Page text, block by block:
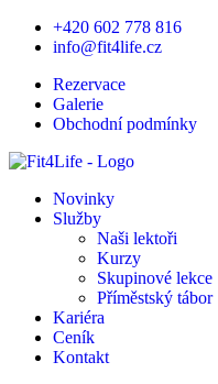
Přejít
+420 602 778 816
info@fit4life.cz
Rezervace
Galerie
Obchodní podmínky
Novinky
Služby
Naši lektoři
Kurzy
Skupinové lekce
Příměstský tábor
Kariéra
Ceník
Kontakt